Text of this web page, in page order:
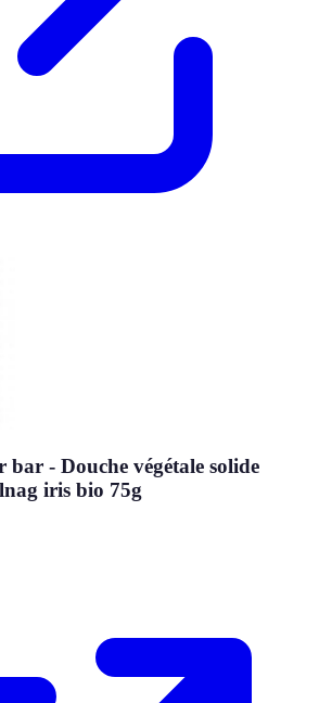
- Douche végétale solide
iris bio 75g